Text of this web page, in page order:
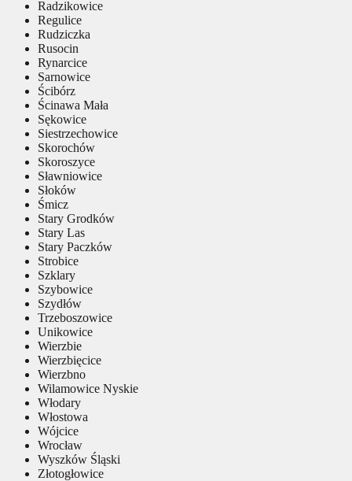
Radzikowice
Regulice
Rudziczka
Rusocin
Rynarcice
Sarnowice
Ścibórz
Ścinawa Mała
Sękowice
Siestrzechowice
Skorochów
Skoroszyce
Sławniowice
Słoków
Śmicz
Stary Grodków
Stary Las
Stary Paczków
Strobice
Szklary
Szybowice
Szydłów
Trzeboszowice
Unikowice
Wierzbie
Wierzbięcice
Wierzbno
Wilamowice Nyskie
Włodary
Włostowa
Wójcice
Wrocław
Wyszków Śląski
Złotogłowice